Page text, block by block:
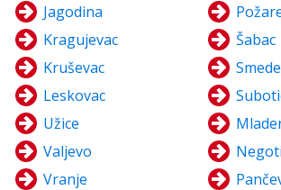
Jagodina
Kragujevac
Kruševac
Leskovac
Šabac
Užice
Valjevo
Vranje